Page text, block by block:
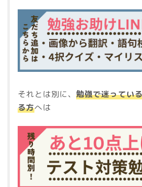
それとは別に、 勉強で迷ってい
る方へは